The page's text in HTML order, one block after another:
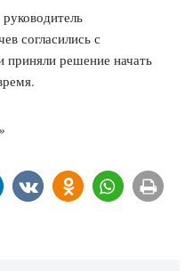
согласились с
приняли решение начать